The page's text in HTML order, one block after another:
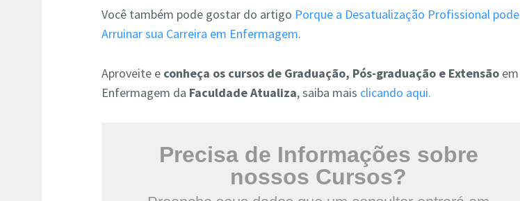
Você também pode gostar do artigo Porque a Desatualização Profissional pode
Arruinar sua Carreira em Enfermagem.
Aproveite e conheça os cursos de Graduação, Pós-graduação e Extensão em
Enfermagem da Faculdade Atualiza, saiba mais clicando aqui.
Precisa de Informações sobre
nossos Cursos?